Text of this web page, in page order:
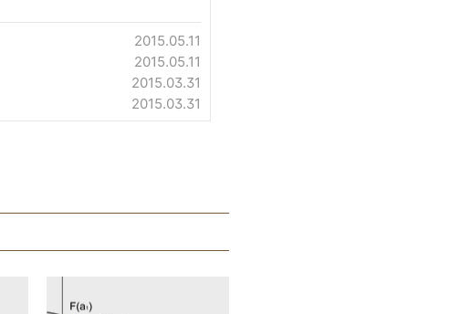
2015.05.11
2015.05.11
2015.03.31
2015.03.31